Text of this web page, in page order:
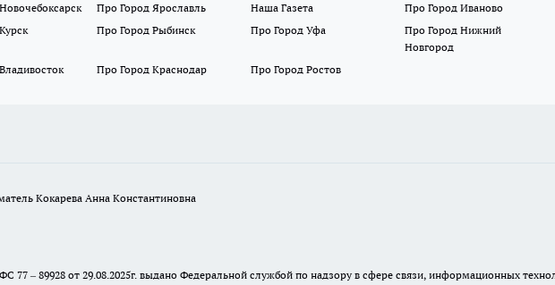
Про Город Ярославль Наша Газета
Про Город Иваново
Про Город Рыбинск Про Город Уфа
Про Город Нижний
Новгород
Про Город Краснодар Про Город Ростов
Кокарева Анна Константиновна
77 – 89928 от 29.08.2025г. выдано Федеральной службой по надзору в сфере связи, информационных